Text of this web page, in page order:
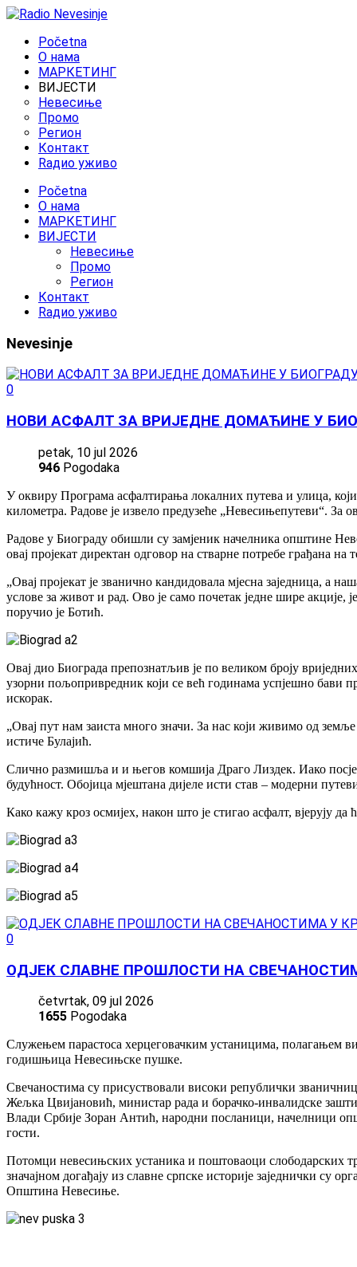
Početna
O нама
МАРКЕТИНГ
ВИЈЕСТИ
Невесиње
Промо
Регион
Контакт
Rадио уживо
Početna
O нама
МАРКЕТИНГ
ВИЈЕСТИ
Невесиње
Промо
Регион
Контакт
Rадио уживо
Nevesinje
0
НОВИ АСФАЛТ ЗА ВРИЈЕДНЕ ДОМАЋИНЕ У
petak, 10 jul 2026
946 Pogodaka
У оквиру Програма асфалтирања локалних путева и улица,
километра. Радове је извело предузеће „Невесињепутеви“. За
Радове у Биограду обишли су замјеник начелника општине
овај пројекат директан одговор на стварне потребе грађана на
„Овај пројекат је званично кандидовала мјесна заједница, а
услове за живот и рад. Ово је само почетак једне шире
поручио је Ботић.
Овај дио Биограда препознатљив је по великом броју
узорни пољопривредник који се већ годинама успјешно бави
искорак.
„Овај пут нам заиста много значи. За нас који живимо од
истиче Булајић.
Слично размишља и и његов комшија Драго Лиздек. Иако
будућност. Обојица мјештана дијеле исти став – модерни
Како кажу кроз осмијех, након што је стигао асфалт, вјерују
0
ОДЈЕК СЛАВНЕ ПРОШЛОСТИ НА
četvrtak, 09 jul 2026
1655 Pogodaka
Служењем парастоса херцеговачким устаницима, полагањем
годишњица Невесињске пушке.
Свечаностима су присуствовали високи републички
Жељка Цвијановић, министар рада и борачко-инвалидске
Влади Србије Зоран Антић, народни посланици, начелници
гости.
Потомци невесињских устаника и поштоваоци слободарских
значајном догађају из славне српске историје заједнички су
Општина Невесиње.